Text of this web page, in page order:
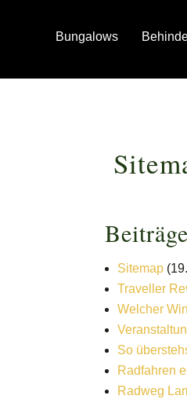
Bungalows
Beiträge
Sitemap
Traveller
Welcher
So
Radfahren
Radweg